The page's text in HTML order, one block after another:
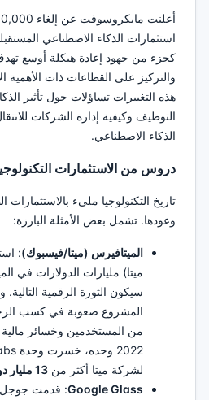
استثمارات الذكاء الاصطناعي
كجزء من جهود إعادة هيكلة أوسع
والتركيز على القطاعات ذات الأهمية
هذه التغييرات تساؤلات حول تأثير
التوظيف وكيفية إدارة الشركات
الذكاء الاصطناعي.
دروس من الاستثمارات
تاريخ التكنولوجيا مليء
وعودها. تشمل بعض الأمثلة البارزة:
الميتافيرس (ميتا/فيسبوك):
ميتا) مليارات الدولارات في
سيكون الثورة الرقمية
المشروع صعوبة في كسب
من المستخدمين وخسائر
لشركة ميتا أكثر من 13 مليار دولار
Google Glass: قدمت جوجل